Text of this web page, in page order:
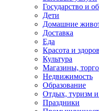
Государство и
Дети
Домашние
Доставка
Еда
Красота и
Культура
Магазины,
Недвижимость
Образование
Отдых, туризм
Праздники